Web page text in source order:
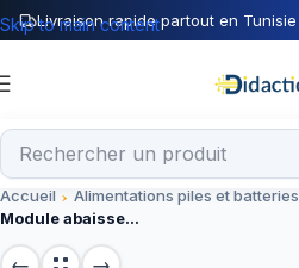
Livraison rapide partout en Tunisie
Skip to main content
Accueil Alimentations piles et batteries
Module abaisseur DC MINI Super Size